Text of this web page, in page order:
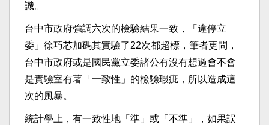
識。
台中市政府強調六次的檢驗結果一致，「違停立
委」徐巧芯加碼其實驗了22次都超標，筆者更問，
台中市政府或是國民黨立委諸公有沒有想過會不會
是實驗室有著「一致性」的檢驗瑕疵，所以造成這
次的風暴。
統計學上，有一致性地「準」或「不準」，如果誤